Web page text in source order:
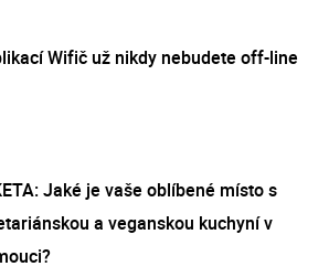
Wifič už nikdy nebudete off-line
Jaké je vaše oblíbené místo s
a veganskou kuchyní v